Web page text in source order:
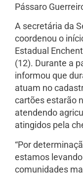
Pássaro
A secretária da
coordenou o
Estadual
(12). Durante a
informou que
atuam no
cartões estarão
atendendo
atingidos pela
“Por
estamos
comunidades